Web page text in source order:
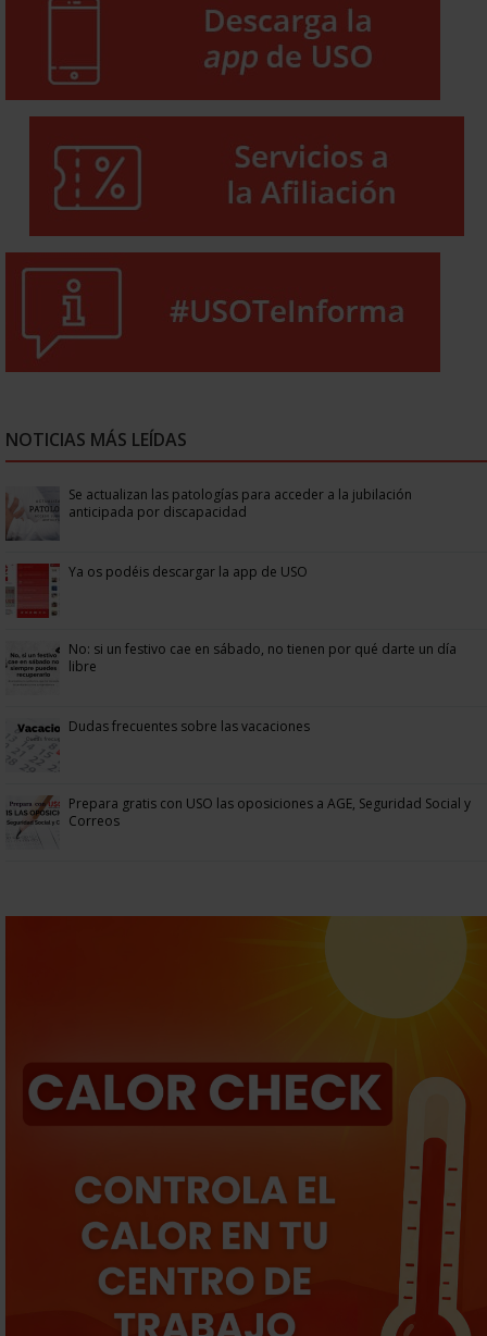
NOTICIAS MÁS LEÍDAS
Se actualizan las patologías para acceder a la jubilación
anticipada por discapacidad
Ya os podéis descargar la app de USO
No: si un festivo cae en sábado, no tienen por qué darte un día
libre
Dudas frecuentes sobre las vacaciones
Prepara gratis con USO las oposiciones a AGE, Seguridad Social y
Correos